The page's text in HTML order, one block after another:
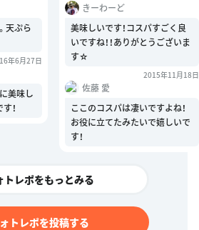
天ぷら
年6月27日
美味し
！
きーわーど
美味しいです！コスパすごく良
いですね！！ありがとうございま
す☆
2015年11月18日
佐藤 愛
ここのコスパは凄いですよね！
お役に立てたみたいで嬉しいで
す！
トレポをもっとみる
トレポを投稿する